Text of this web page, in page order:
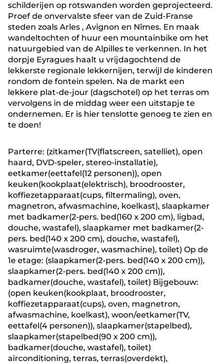
schilderijen op rotswanden worden geprojecteerd.
Proef de onvervalste sfeer van de Zuid-Franse
steden zoals Arles , Avignon en Nîmes. En maak
wandeltochten of huur een mountainbike om het
natuurgebied van de Alpilles te verkennen. In het
dorpje Eyragues haalt u vrijdagochtend de
lekkerste regionale lekkernijen, terwijl de kinderen
rondom de fontein spelen. Na de markt een
lekkere plat-de-jour (dagschotel) op het terras om
vervolgens in de middag weer een uitstapje te
ondernemen. Er is hier tenslotte genoeg te zien en
te doen!
Parterre: (zitkamer(TV(flatscreen, satelliet), open
haard, DVD-speler, stereo-installatie),
eetkamer(eettafel(12 personen)), open
keuken(kookplaat(elektrisch), broodrooster,
koffiezetapparaat(cups, filtermaling), oven,
magnetron, afwasmachine, koelkast), slaapkamer
met badkamer(2-pers. bed(160 x 200 cm), ligbad,
douche, wastafel), slaapkamer met badkamer(2-
pers. bed(140 x 200 cm), douche, wastafel),
wasruimte(wasdroger, wasmachine), toilet) Op de
1e etage: (slaapkamer(2-pers. bed(140 x 200 cm)),
slaapkamer(2-pers. bed(140 x 200 cm)),
badkamer(douche, wastafel), toilet) Bijgebouw:
(open keuken(kookplaat, broodrooster,
koffiezetapparaat(cups), oven, magnetron,
afwasmachine, koelkast), woon/eetkamer(TV,
eettafel(4 personen)), slaapkamer(stapelbed),
slaapkamer(stapelbed(90 x 200 cm)),
badkamer(douche, wastafel), toilet)
airconditioning, terras, terras(overdekt),